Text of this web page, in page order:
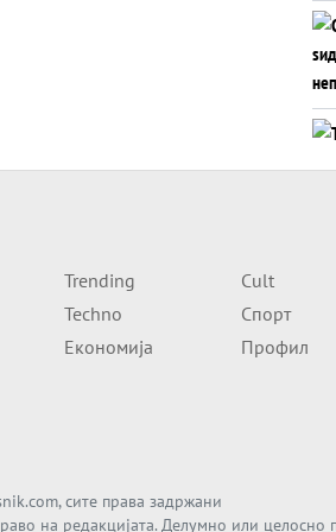
Trending
Techno
Економија
Cult
Спорт
Профил
сите права задржани
на редакцијата. Делумно или целосно